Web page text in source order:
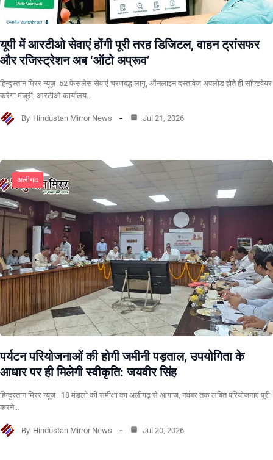
यूपी में आरटीओ सेवाएं होंगी पूरी तरह डिजिटल, वाहन ट्रांसफर
और रजिस्ट्रेशन अब ‘ऑटो अप्रूव’
हिन्दुस्तान मिरर न्यूज़ :52 फेसलेस सेवाएं चरणबद्ध लागू, ऑनलाइन दस्तावेज अपलोड होते ही सॉफ्टवेयर
करेगा मंजूरी; आरटीओ कार्यालय…
By Hindustan Mirror News Jul 21, 2026
अलीगढ
पर्यटन परियोजनाओं की होगी जमीनी पड़ताल, उपयोगिता के
आधार पर ही मिलेगी स्वीकृति: जयवीर सिंह
हिन्दुस्तान मिरर न्यूज़ : 18 मंडलों की समीक्षा का अलीगढ़ से आगाज, नवंबर तक लंबित परियोजनाएं पूरी
करने…
By Hindustan Mirror News Jul 20, 2026